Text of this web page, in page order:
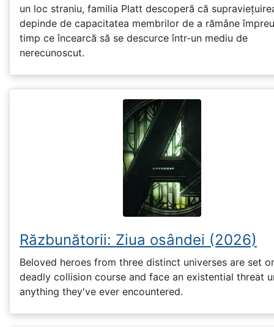
un loc straniu, familia Platt descoperă că
depinde de capacitatea membrilor de a rămâne
timp ce încearcă să se descurce într-un mediu de
nerecunoscut.
Răzbunătorii: Ziua osândei (2026)
Beloved heroes from three distinct universes are set
deadly collision course and face an existential threat
anything they've ever encountered.